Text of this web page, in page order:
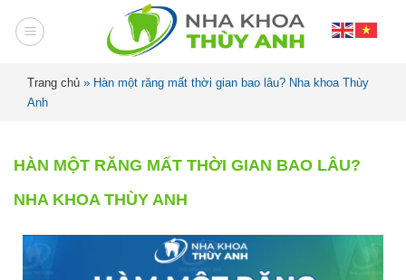
Trang chủ » Hàn một răng mất thời gian bao lâu? Nha khoa Thùy
Anh
HÀN MỘT RĂNG MẤT THỜI GIAN BAO LÂU?
NHA KHOA THÙY ANH